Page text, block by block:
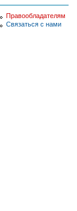
Правообладателям
Связаться с нами